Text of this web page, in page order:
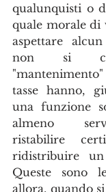
qualunquisti o
quale morale di
aspettare
non si
tasse hanno,
una funzione
almeno
ristabilire
ridistribuire
Queste sono
allora, quando